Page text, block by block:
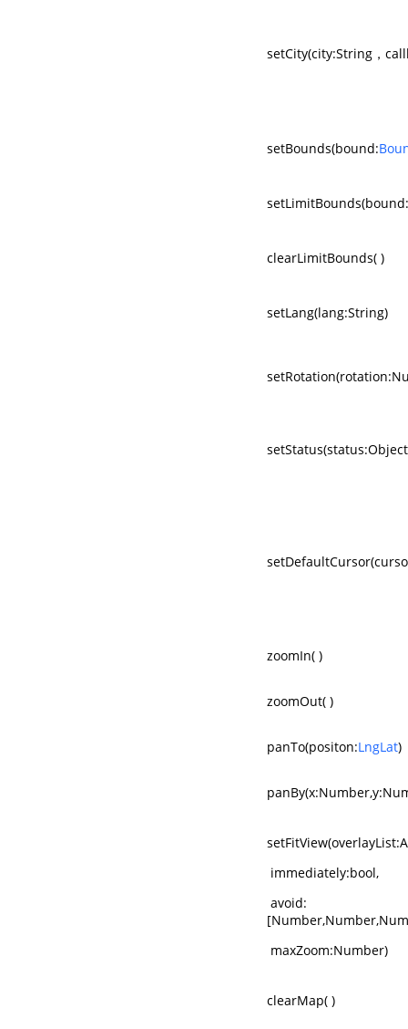
setCity(city:String，
setBounds(bound:
setLimitBounds(bound:
clearLimitBounds( )
setLang(lang:String)
zoomIn( )
zoomOut( )
panTo(positon:LngLat)
immediately:bool,
avoid:
maxZoom:Number)
clearMap( )